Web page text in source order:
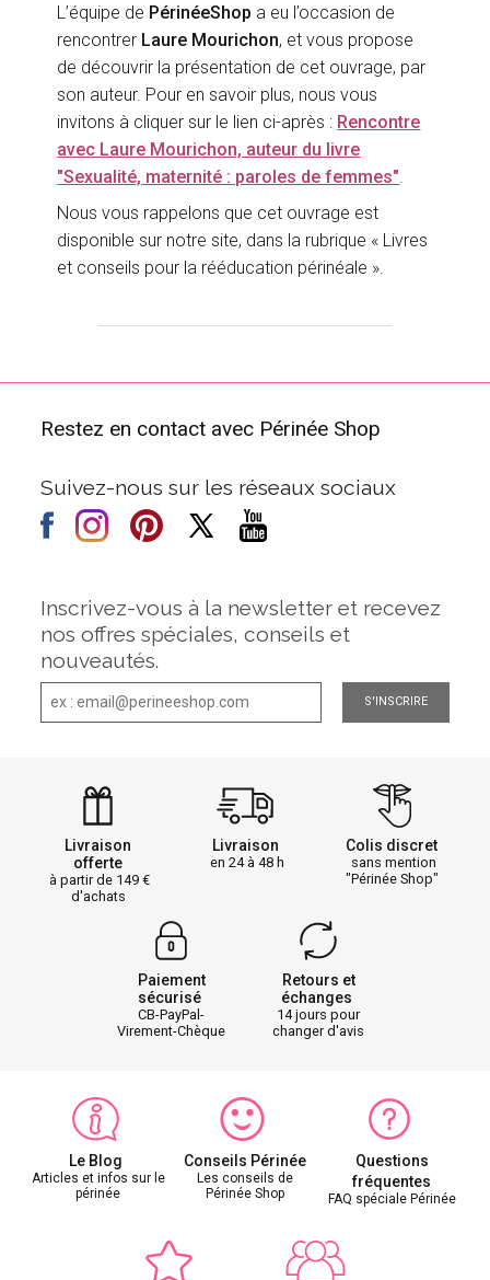
L’équipe de PérinéeShop a eu l’occasion de
rencontrer Laure Mourichon, et vous propose
de découvrir la présentation de cet ouvrage, par
son auteur. Pour en savoir plus, nous vous
invitons à cliquer sur le lien ci-après : Rencontre
avec Laure Mourichon, auteur du livre
"Sexualité, maternité : paroles de femmes"
Nous vous rappelons que cet ouvrage est
disponible sur notre site, dans la rubrique « Livres
et conseils pour la rééducation périnéale ».
Restez en contact avec Périnée Shop
Suivez-nous sur les réseaux sociaux
Inscrivez-vous à la newsletter et recevez
nos offres spéciales, conseils et
nouveautés.
S'INSCRIRE
Livraison
offerte
à partir de 149
d'achats
Livraison
en 24 à 48 h
Colis discret
sans mention
"Périnée Shop"
Paiement
sécurisé
CB-PayPal-
Virement-Chèque
Retours et
échanges
14 jours pour
changer d'avis
Le Blog
Articles et infos sur le
périnée
Conseils Périnée
Les conseils de
Périnée Shop
Questions
fréquentes
FAQ spéciale Périnée